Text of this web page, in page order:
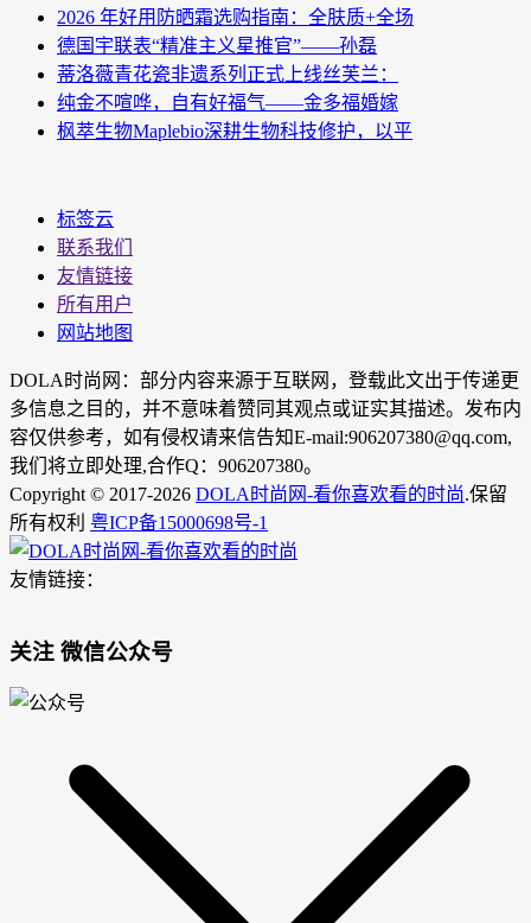
2026 年好用防晒霜选购指南：全肤质+全场
德国宇联表“精准主义星推官”——孙磊
蒂洛薇青花瓷非遗系列正式上线丝芙兰：
纯金不喧哗，自有好福气——金多福婚嫁
枫萃生物Maplebio深耕生物科技修护，以平
标签云
联系我们
友情链接
所有用户
网站地图
DOLA时尚网：部分内容来源于互联网，登载此文出于传递更
多信息之目的，并不意味着赞同其观点或证实其描述。发布内
容仅供参考，如有侵权请来信告知E-mail:906207380@qq.com,
我们将立即处理,合作Q：906207380。
Copyright © 2017-2026 DOLA时尚网-看你喜欢看的时尚.保留
所有权利 粤ICP备15000698号-1
友情链接：
关注 微信公众号